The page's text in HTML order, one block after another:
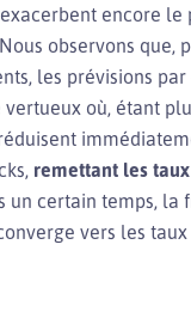
encore le
observons que,
les prévisions
où, étant
remettant les
un certain temps, la
vers les